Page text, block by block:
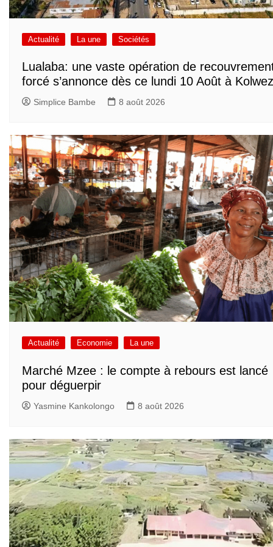
Actualité La une Sociétés
Lualaba: une vaste opération de
forcé s’annonce dès ce lundi 10 Août à
Simplice Bambe 8 août 2026
Actualité Economie La une
Marché Mzee : le compte à rebours est lancé
pour déguerpir
Yasmine Kankolongo 8 août 2026